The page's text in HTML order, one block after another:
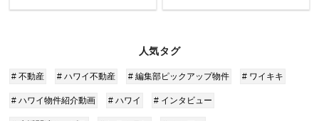
人気タグ
# 不動産 # ハワイ不動産 # 編集部ピックアップ物件 # ワイキキ
# ハワイ物件紹介動画 # ハワイ # インタビュー